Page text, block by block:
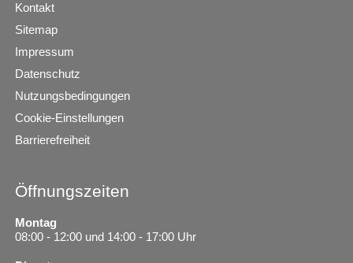
Kontakt
Sitemap
Impressum
Datenschutz
Nutzungsbedingungen
Cookie-Einstellungen
Barrierefreiheit
Öffnungszeiten
Montag
08:00 - 12:00 und 14:00 - 17:00 Uhr